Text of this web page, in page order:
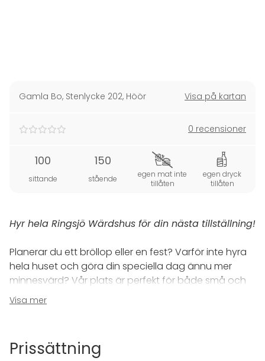
Gamla Bo, Stenlycke 202, Höör Visa på kartan
0 recensioner
100
sittande
150
stående
egen mat inte
tillåten
egen dryck
tillåten
Hyr hela Ringsjö Wärdshus för din nästa tillställning!
Planerar du ett bröllop eller en fest? Varför inte hyra
hela huset och göra din speciella dag ännu mer
minnesvärd? Vår plats är perfekt för både små och
stora tillställningar, med en fantastisk park och en
privat strand med badbrygga. Oavsett om du vill ha
Visa mer
Prissättning